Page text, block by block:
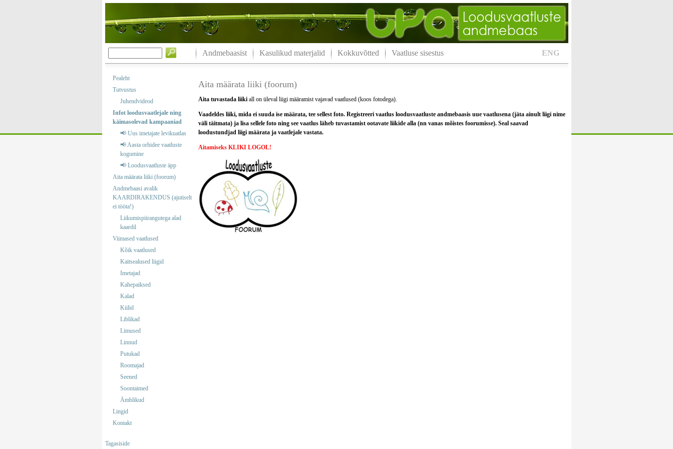
ENG
Andmebaasist Kasulikud materjalid Kokkuvõtted Vaatluse sisestus
Pealeht
Tutvustus
Juhendvideod
Infot loodusvaatlejale ning
käimasolevad kampaaniad
📢 Uus imetajate levikuatlas
📢 Aasta orhidee vaatluste
kogumine
📢 Loodusvaatluste äpp
Aita määrata liiki (foorum)
Andmebaasi avalik
KAARDIRAKENDUS (ajutiselt
ei tööta!)
Liikumispiirangutega alad
kaardil
Viimased vaatlused
Kõik vaatlused
Kaitsealused liigid
Imetajad
Kahepaiksed
Kalad
Kiilid
Liblikad
Limused
Linnud
Putukad
Roomajad
Seened
Soontaimed
Ämblikud
Lingid
Kontakt
Tagasiside
Aita määrata liiki (foorum)
Aita tuvastada liikiall on üleval liigi määramist vajavad vaatlused (koos fotodega).
Vaadeldes liiki, mida ei suuda ise määrata, tee sellest foto. Registreeri vaatlus loodusvaatluste andmebaasis uue vaatlusena (jäta ainult liigi nime
väli täitmata) ja lisa sellele foto ning see vaatlus läheb tuvastamist ootavate liikide alla (nn vanas mõistes foorumisse). Seal saavad
loodustundjad liigi määrata ja vaatlejale vastata.
Aitamiseks KLIKI LOGOL!